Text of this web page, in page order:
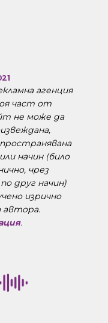
агенция
част от
не може да
начин (било
чрез
друг начин)
изрично
автора.
.